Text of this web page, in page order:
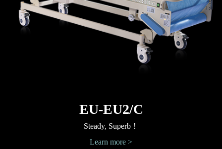
EU-EU2/C
Steady, Superb！
Learn more >